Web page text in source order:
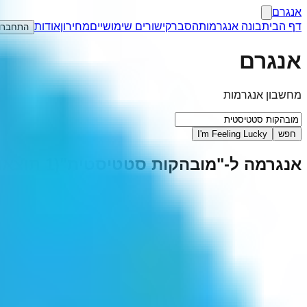
אנגרם
דף הביתבונה אנגרמותהסברקישורים שימושייםמחירוןאודות
אנגרם
מחשבון אנגרמות
חפש I'm Feeling Lucky
אנגרמה ל-"מובהקות סטטיסטית